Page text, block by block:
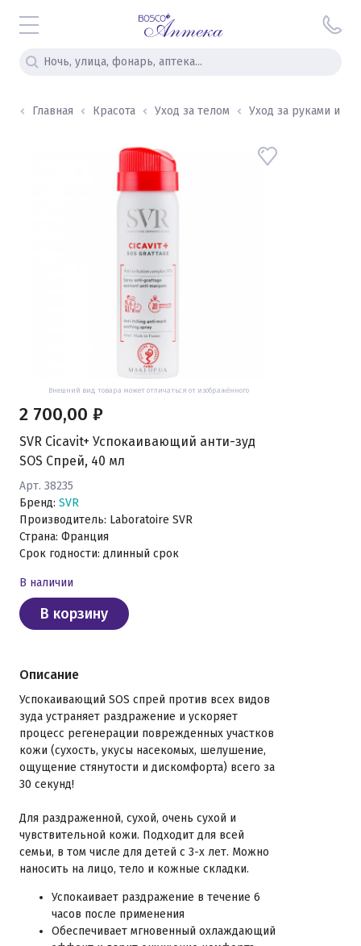
Главная Красота Уход за телом Уход за руками и
Внешний вид товара может отличаться от изображённого
SVR Cicavit+ Успокаивающий анти-зуд
SOS Спрей, 40 мл
Арт. 38235
Бренд: SVR
Производитель: Laboratoire SVR
Страна: Франция
Срок годности: длинный срок
2 700,00 ₽
В наличии
В корзину
Описание
Успокаивающий SOS спрей против всех видов
зуда устраняет раздражение и ускоряет
процесс регенерации поврежденных участков
кожи (сухость, укусы насекомых, шелушение,
ощущение стянутости и дискомфорта) всего за
30 секунд!
Для раздраженной, сухой, очень сухой и
чувствительной кожи. Подходит для всей
семьи, в том числе для детей с 3-х лет. Можно
наносить на лицо, тело и кожные складки.
Успокаивает раздражение в течение 6
часов после применения
Обеспечивает мгновенный охлаждающий